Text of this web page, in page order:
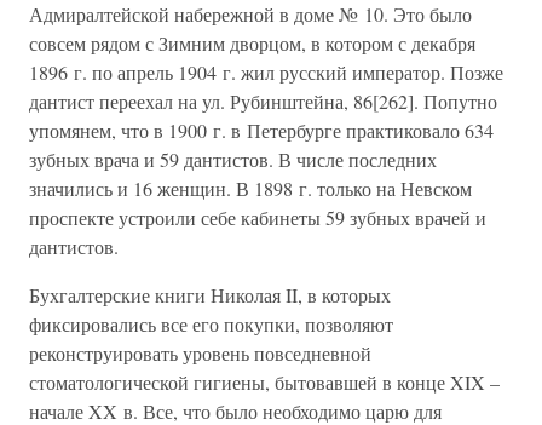
Адмиралтейской набережной в доме № 10. Это было
совсем рядом с Зимним дворцом, в котором с декабря
1896 г. по апрель 1904 г. жил русский император. Позже
дантист переехал на ул. Рубинштейна, 86[262]. Попутно
упомянем, что в 1900 г. в Петербурге практиковало 634
зубных врача и 59 дантистов. В числе последних
значились и 16 женщин. В 1898 г. только на Невском
проспекте устроили себе кабинеты 59 зубных врачей и
дантистов.
Бухгалтерские книги Николая II, в которых
фиксировались все его покупки, позволяют
реконструировать уровень повседневной
стоматологической гигиены, бытовавшей в конце XIX –
начале XX в. Все, что было необходимо царю для